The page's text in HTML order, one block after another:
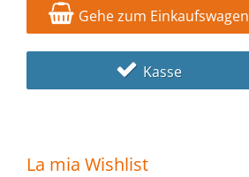
Gehe zum Einkaufswagen
Kasse
La mia Wishlist